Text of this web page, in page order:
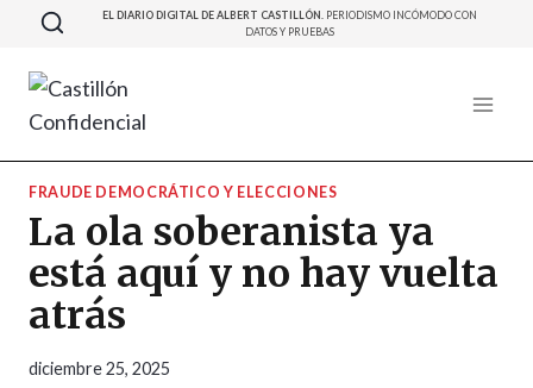
Saltar
contenido
EL DIARIO DIGITAL DE ALBERT CASTILLÓN. PERIODISMO INCÓMODO CON
DATOS Y PRUEBAS
FRAUDE DEMOCRÁTICO Y ELECCIONES
La ola soberanista ya
está aquí y no hay vuelta
atrás
diciembre 25, 2025